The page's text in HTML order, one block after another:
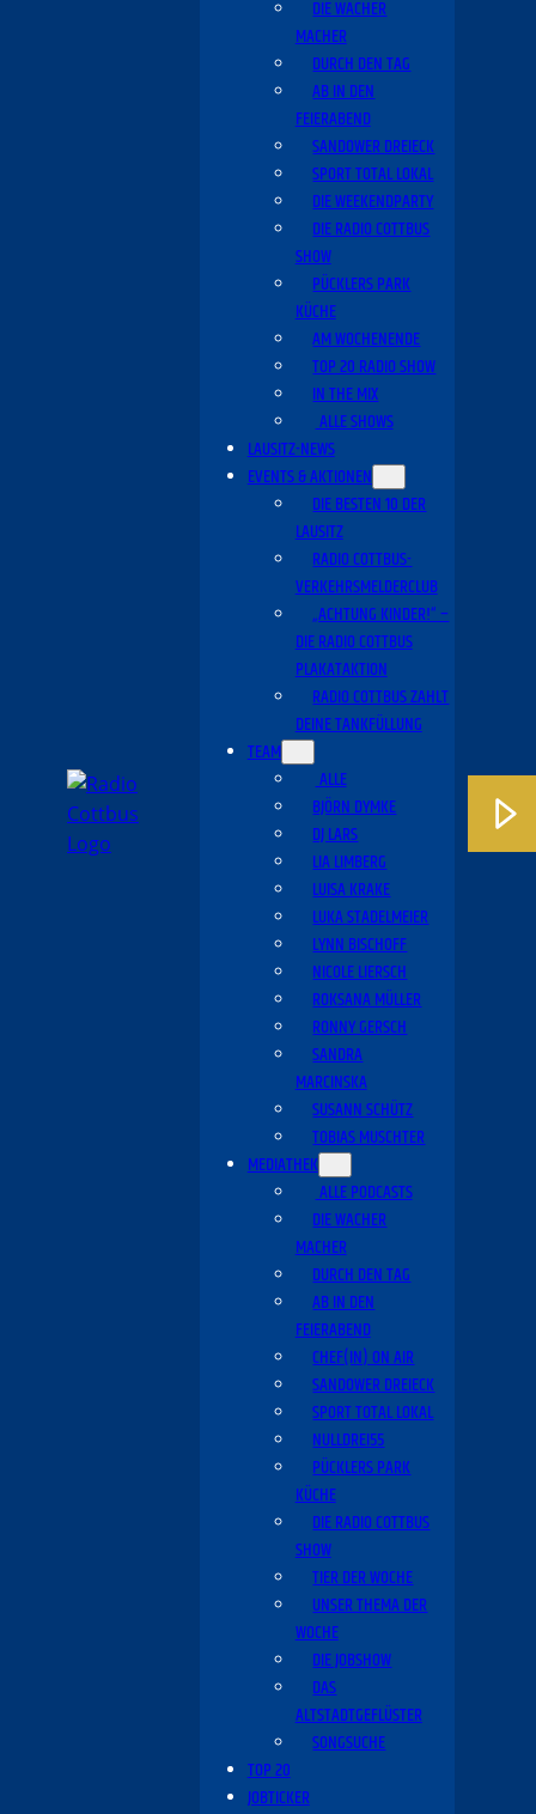
DIE WACHER
MACHER
DURCH DEN TAG
AB IN DEN
FEIERABEND
SANDOWER DREIECK
SPORT TOTAL LOKAL
DIE WEEKENDPARTY
DIE RADIO COTTBUS
SHOW
PÜCKLERS PARK
KÜCHE
AM WOCHENENDE
TOP 20 RADIO SHOW
IN THE MIX
ALLE SHOWS
LAUSITZ-NEWS
EVENTS & AKTIONEN
DIE BESTEN 10 DER
LAUSITZ
RADIO COTTBUS-
VERKEHRSMELDERCLUB
„ACHTUNG KINDER!“ –
DIE RADIO COTTBUS
PLAKATAKTION
RADIO COTTBUS ZAHLT
DEINE TANKFÜLLUNG
TEAM
ALLE
BJÖRN DYMKE
DJ LARS
LIA LIMBERG
LUISA KRAKE
LUKA STADELMEIER
LYNN BISCHOFF
NICOLE LIERSCH
ROKSANA MÜLLER
RONNY GERSCH
SANDRA
MARCINSKA
SUSANN SCHÜTZ
TOBIAS MUSCHTER
MEDIATHEK
ALLE PODCASTS
DIE WACHER
MACHER
DURCH DEN TAG
AB IN DEN
FEIERABEND
CHEF(IN) ON AIR
SANDOWER DREIECK
SPORT TOTAL LOKAL
NULLDREI55
PÜCKLERS PARK
KÜCHE
DIE RADIO COTTBUS
SHOW
TIER DER WOCHE
UNSER THEMA DER
WOCHE
DIE JOBSHOW
DAS
ALTSTADTGEFLÜSTER
SONGSUCHE
TOP 20
JOBTICKER